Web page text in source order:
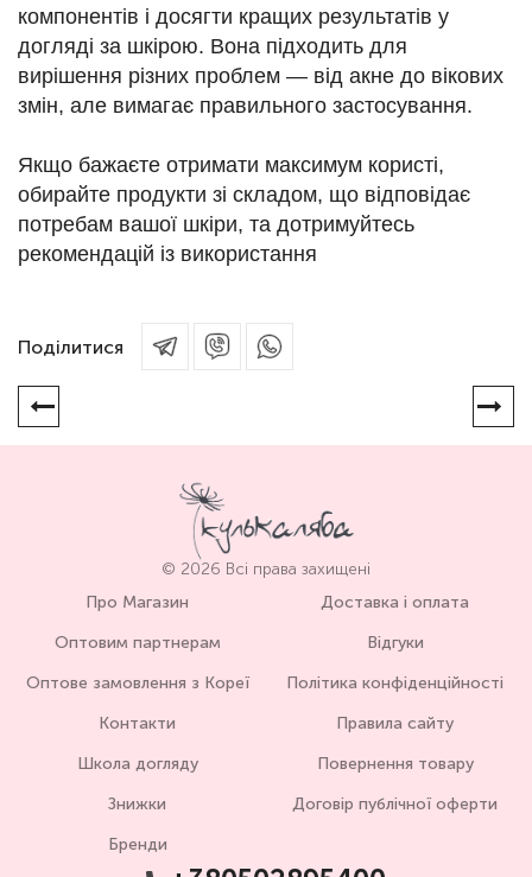
компонентів і досягти кращих результатів у
догляді за шкірою. Вона підходить для
вирішення різних проблем — від акне до вікових
змін, але вимагає правильного застосування.
Якщо бажаєте отримати максимум користі,
обирайте продукти зі складом, що відповідає
потребам вашої шкіри, та дотримуйтесь
рекомендацій із використання
Поділитися
© 2026 Всі права захищені
Про Магазин
Оптовим партнерам
Оптове замовлення з Кореї
Контакти
Школа догляду
Знижки
Бренди
Доставка і оплата
Відгуки
Політика конфіденційності
Правила сайту
Повернення товару
Договір публічної оферти